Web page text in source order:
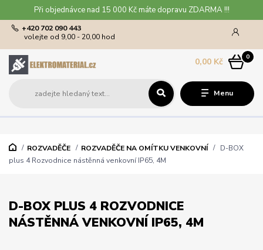
Při objednávce nad 15 000 Kč máte dopravu ZDARMA !!!
Menu
+420 702 090 443
volejte od 9,00 - 20,00 hod
0
0,00 Kč
ROZVADĚČE ROZVADĚČE NA OMÍTKU VENKOVNÍ
D-BOX
plus 4 Rozvodnice nástěnná venkovní IP65, 4M
D-BOX PLUS 4 ROZVODNICE
NÁSTĚNNÁ VENKOVNÍ IP65, 4M